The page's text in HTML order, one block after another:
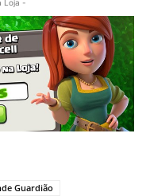
Loja -
Guardião